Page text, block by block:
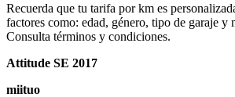
Recuerda que tu tarifa por km es
factores como: edad, género, tipo de garaje y
Consulta términos y condiciones.
Attitude SE 2017
miituo